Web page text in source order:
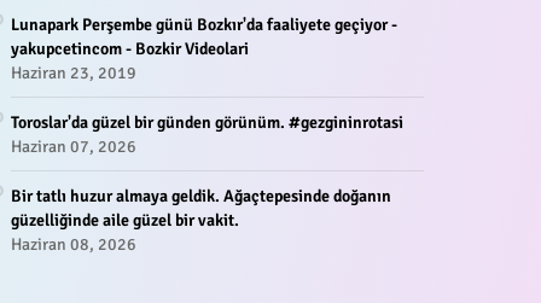
Lunapark Perşembe günü Bozkır'da faaliyete geçiyor -
yakupcetincom - Bozkir Videolari
Haziran 23, 2019
Toroslar'da güzel bir günden görünüm. #gezgininrotasi
Haziran 07, 2026
Bir tatlı huzur almaya geldik. Ağaçtepesinde doğanın
güzelliğinde aile güzel bir vakit.
Haziran 08, 2026